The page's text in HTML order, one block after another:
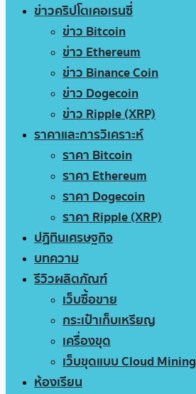
ข่าวคริปโตเคอเรนซี่
ข่าว Bitcoin
ข่าว Ethereum
ข่าว Binance Coin
ข่าว Dogecoin
ข่าว Ripple (XRP)
ราคาและการวิเคราะห์
ราคา Bitcoin
ราคา Ethereum
ราคา Dogecoin
ราคา Ripple (XRP)
ปฏิทินเศรษฐกิจ
บทความ
รีวิวผลิตภัณฑ์
เว็บซื้อขาย
กระเป๋าเก็บเหรียญ
เครื่องขุด
เว็บขุดแบบ Cloud Mining
ห้องเรียน